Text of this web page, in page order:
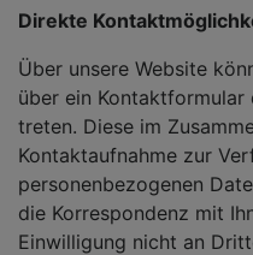
Direkte
Über unsere Website
über ein
treten. Diese im
Kontaktaufnahme zur
personenbezogenen
die Korrespondenz mit
Einwilligung nicht an